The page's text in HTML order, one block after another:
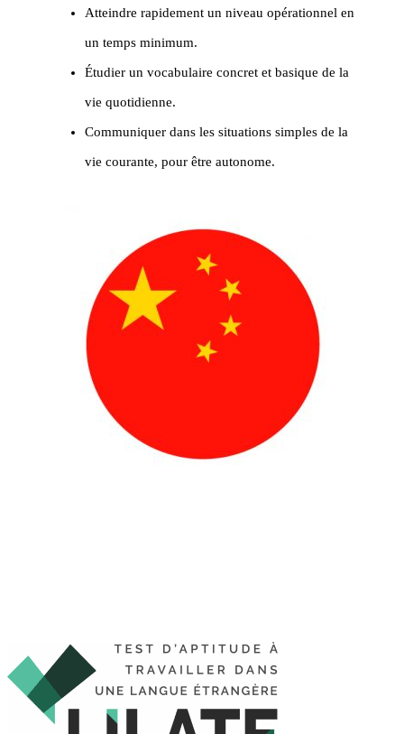
Atteindre rapidement un niveau opérationnel en
un temps minimum.
Étudier un vocabulaire concret et basique de la
vie quotidienne.
Communiquer dans les situations simples de la
vie courante, pour être autonome.